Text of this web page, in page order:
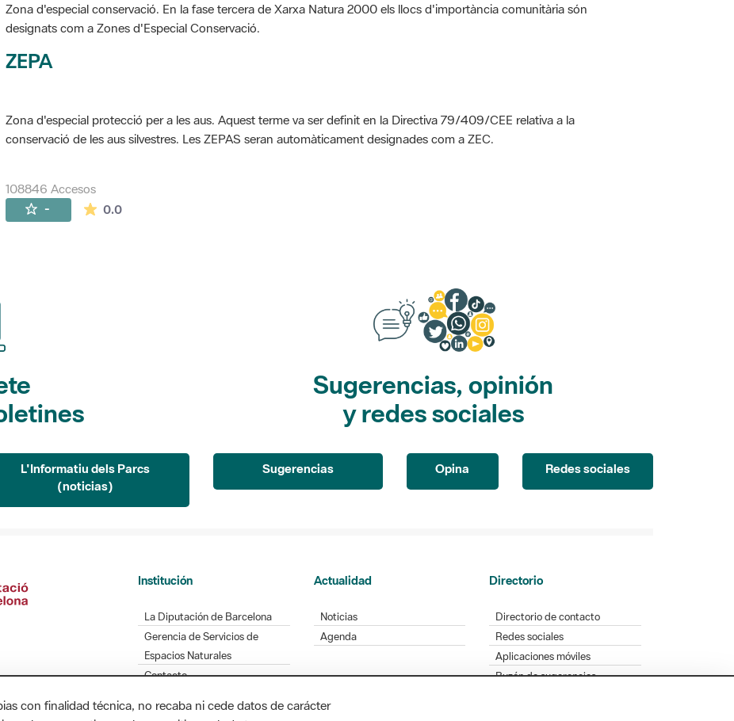
Zona d'especial conservació. En la fase tercera de Xarxa Natura 2000 els llocs d'importància comunitària són
designats com a Zones d'Especial Conservació.
ZEPA
Zona d'especial protecció per a les aus. Aquest terme va ser definit en la Directiva 79/409/CEE relativa a la
conservació de les aus silvestres. Les ZEPAS seran automàticament designades com a ZEC.
108846 Accesos
- 0.0La valoración media es de 0 estrellas de 5.
L'Informatiu dels Parcs
(noticias)
Sugerencias, opinión
y redes sociales
Sugerencias Opina Redes sociales
Institución
La Diputación de Barcelona
Gerencia de Servicios de
Espacios Naturales
Contacto
Actualidad
Noticias
Agenda
Directorio
Directorio de contacto
Redes sociales
Aplicaciones móviles
Buzón de sugerencias
con finalidad técnica, no recaba ni cede datos de carácter